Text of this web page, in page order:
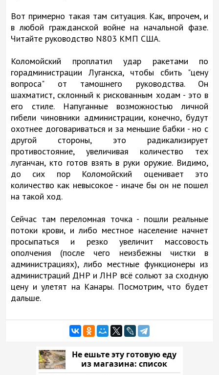
Вот примерно такая там ситуация. Как, впрочем, и
в любой гражданской войне на начальной фазе.
Читайте руководство N803 КМП США.
Коломойский проплатил удар ракетами по
горадминистрации Луганска, чтобы сбить "цену
вопроса" от тамошнего руководства. Он
шахматист, склонный к рискованным ходам - это в
его стиле. Напуганные возможностью личной
гибели чиновники администрации, конечно, будут
охотнее договариваться и за меньшие бабки - но с
другой стороны, это радикализирует
противостояние, увеличивая количество тех
луганчан, кто готов взять в руки оружие. Видимо,
до сих пор Коломойский оценивает это
количество как невысокое - иначе бы он не пошел
на такой ход.
Сейчас там переломная точка - пошли реальные
потоки крови, и либо местное население начнет
просыпаться и резко увеличит массовость
ополчения (после чего неизбежны чистки в
администрациях), либо местные функционеры из
администраций ДНР и ЛНР всё сольют за сходную
цену и улетят на Канары. Посмотрим, что будет
дальше.
Не ешьте эту готовую еду
из магазина: список